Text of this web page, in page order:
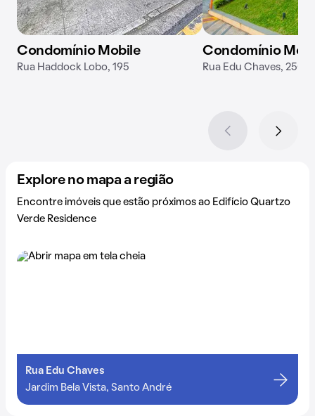
Condomínio Mobile
Rua Haddock Lobo, 195
Condomínio
Rua Edu Chaves, 250
Explore no mapa a região
Encontre imóveis que estão próximos ao Edifício Quartzo
Verde Residence
Rua Edu Chaves
Jardim Bela Vista, Santo André